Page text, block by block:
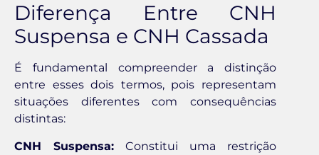
Diferença Entre CNH
Suspensa e CNH Cassada
É fundamental compreender a distinção
entre esses dois termos, pois representam
situações diferentes com consequências
distintas:
CNH Suspensa: Constitui uma restrição